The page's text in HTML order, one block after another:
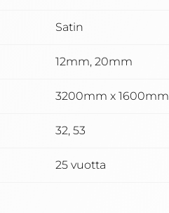
Satin
12mm, 20mm
3200mm x 1600mm
32, 53
25 vuotta